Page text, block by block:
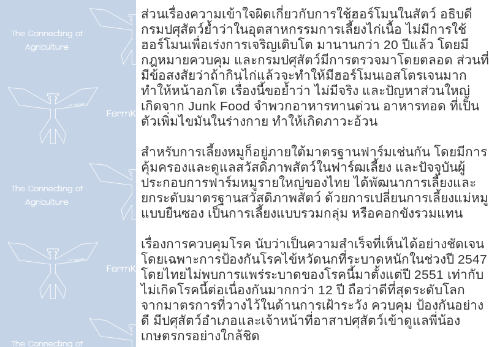
ส่วนเรื่องความเข้าใจผิดเกี่ยวกับการใช้ฮอร์โมนในสัตว์ อธิบดี
กรมปศุสัตว์ย้ำว่าในอุตสาหกรรมการเลี้ยงไก่เนื้อ ไม่มีการใช้
ฮอร์โมนเพื่อเร่งการเจริญเติบโต มานานกว่า 20 ปีแล้ว โดยมี
กฎหมายควบคุม และกรมปศุสัตว์มีการตรวจมาโดยตลอด ส่วนที่
มีข้อสงสัยว่าถ้ากินไก่แล้วจะทำให้มีฮอร์โมนเอสโตรเจนมาก
ทำให้หน้าอกโต เรื่องนี้ขอย้ำว่า ไม่มีจริง และปัญหาส่วนใหญ่
เกิดจาก Junk Food จำพวกอาหารทานด่วน อาหารทอด ที่เป็น
ตัวเพิ่มไขมันในร่างกาย ทำให้เกิดภาวะอ้วน
สำหรับการเลี้ยงหมูก็อยู่ภายใต้มาตรฐานฟาร์มเช่นกัน โดยมีการ
คุ้มครองและดูแลสวัสดิภาพสัตว์ในฟาร์ฒเลี้ยง และปัจจุบันผู้
ประกอบการฟาร์มหมูรายใหญ่ของไทย ได้พัฒนาการเลี้ยงและ
ยกระดับมาตรฐานสวัสดิภาพสัตว์ ด้วยการเปลี่ยนการเลี้ยงแม่หมู
แบบยืนซอง เป็นการเลี้ยงแบบรวมกลุ่ม หรือคอกขังรวมแทน
เรื่องการควบคุมโรค นับว่าเป็นความสำเร็จที่เห็นได้อย่างชัดเจน
โดยเฉพาะการป้องกันโรคไข้หวัดนกที่ระบาดหนักในช่วงปี 2547
โดยไทยไม่พบการแพร่ระบาดของโรคนี้มาตั้งแต่ปี 2551 เท่ากับ
ไม่เกิดโรคนี้ต่อเนื่องกันมากกว่า 12 ปี ถือว่าดีที่สุดระดับโลก
จากมาตรการที่วางไว้ในด้านการเฝ้าระวัง ควบคุม ป้องกันอย่าง
ดี มีปศุสัตว์อำเภอและเจ้าหน้าที่อาสาปศุสัตว์เข้าดูแลพี่น้อง
เกษตรกรอย่างใกล้ชิด